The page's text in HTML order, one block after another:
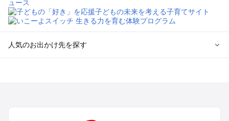
人気のお出かけ先を探す